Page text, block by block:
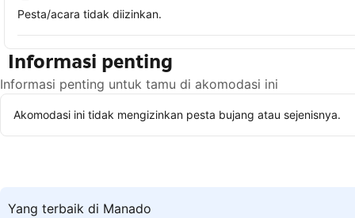
Pesta/acara tidak diizinkan.
Informasi penting
Informasi penting untuk tamu di akomodasi ini
Akomodasi ini tidak mengizinkan pesta bujang atau sejenisnya.
Yang terbaik di Manado